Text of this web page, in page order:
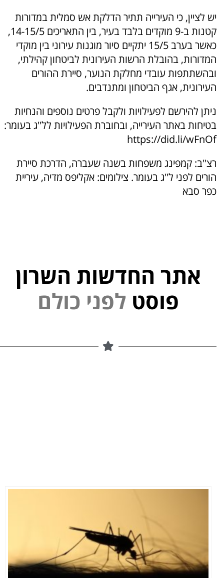
יש לציין, כי העירייה תתיר הדלקת אש סמלית במדורות
קטנות ב-9 מוקדים בלבד בעיר, בין התאריכים 14-15/5,
כאשר בערב 15/5 יתקיים סיור מוגנות עירוני בין מוקדי
המדורות, בהובלת הרשות העירונית לביטחון קהילתי,
ובהשתתפות עובדי מחלקת הנוער, סיירת ההורים
העירונית, אגף הביטחון ומתנדבים.
ניתן להירשם לפעילויות ולקבל פרטים נוספים והנחיות
בטיחות באתר העירייה, ובחוברת הפעילויות לל"ג בעומר:
https://did.li/wFnOf
רצ"ב: קמפינג משפחות בשנה שעברה, הדרכת סיירת
הורים לפני ל"ג בעומר. צילומים: אקליפס מדיה, עיריית
כפר סבא
אתר החדשות השרון
פוסט